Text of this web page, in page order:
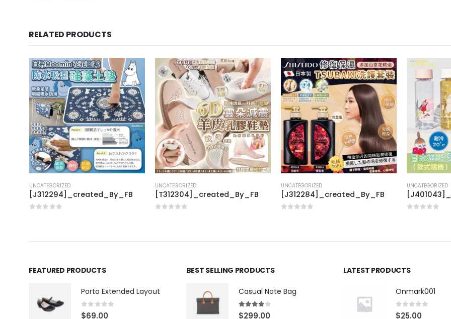
RELATED PRODUCTS
UNCATEGORIZED
[J312294]_created_By_FB
UNCATEGORIZED
[T312304]_created_By_FB
UNCATEGORIZED
[J312284]_created_By_FB
UNCATEGORIZED
FEATURED PRODUCTS
Porto Extended Layout
0 out of 5
$69.00
BEST SELLING PRODUCTS
Casual Note Bag
4.00out of 5
$299.00
LATEST PRODUCTS
Onmark001
0 out of 5
$25.00